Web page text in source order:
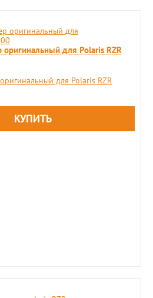
для Polaris RZR
для Polaris RZR